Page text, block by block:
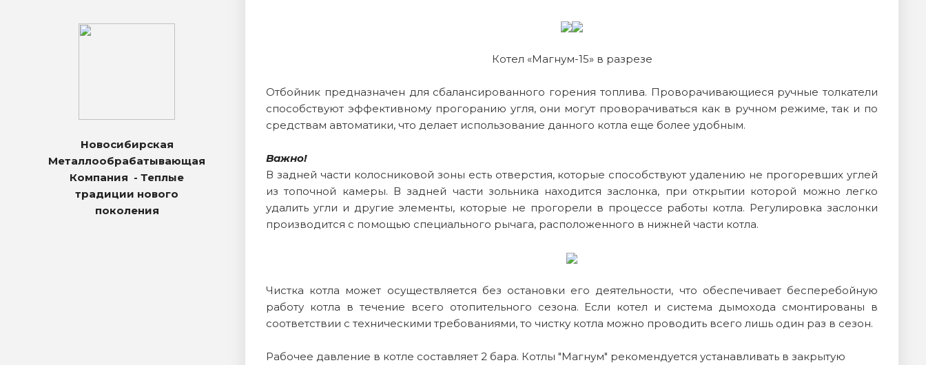
Котел «Магнум-15» в разрезе
Отбойник предназначен для сбалансированного горения топлива. Проворачивающиеся ручные толкатели
способствуют эффективному прогоранию угля, они могут проворачиваться как в ручном режиме, так и по
средствам автоматики, что делает использование данного котла еще более удобным.
Важно!
В задней части колосниковой зоны есть отверстия, которые способствуют удалению не прогоревших углей
из топочной камеры. В задней части зольника находится заслонка, при открытии которой можно легко
удалить угли и другие элементы, которые не прогорели в процессе работы котла. Регулировка заслонки
производится с помощью специального рычага, расположенного в нижней части котла.
Чистка котла может осуществляется без остановки его деятельности, что обеспечивает бесперебойную
работу котла в течение всего отопительного сезона. Если котел и система дымохода смонтированы в
соответствии с техническими требованиями, то чистку котла можно проводить всего лишь один раз в сезон.
Рабочее давление в котле составляет 2 бара. Котлы "Магнум" рекомендуется устанавливать в закрытую
Новосибирская
Металлообрабатывающая
Компания - Теплые
традиции нового
поколения